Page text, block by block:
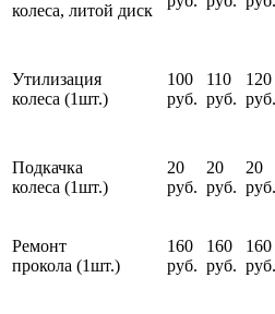
колеса, литой диск
Утилизация
колеса (1шт.)
100
руб.
110
руб.
120
руб.
Подкачка
колеса (1шт.)
20
руб.
20
руб.
20
руб.
Ремонт
прокола (1шт.)
160
руб.
160
руб.
160
руб.